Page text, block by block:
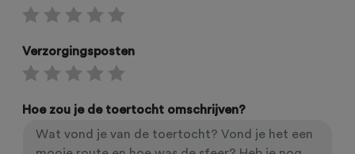
Verzorgingsposten
Hoe zou je de toertocht omschrijven?